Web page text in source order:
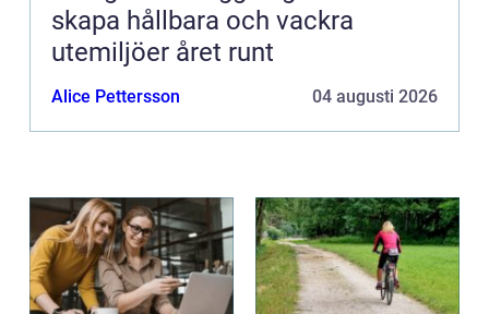
skapa hållbara och vackra
utemiljöer året runt
Alice Pettersson 04 augusti 2026